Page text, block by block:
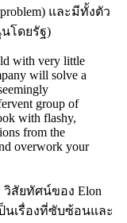
และมีทั้งตัว
โดยรัฐ)
with very little
will solve a
group of
with flashy,
from the
overwork your
วิสัยทัศน์ของ Elon
ป็นเรื่องที่ซับซ้อนและ